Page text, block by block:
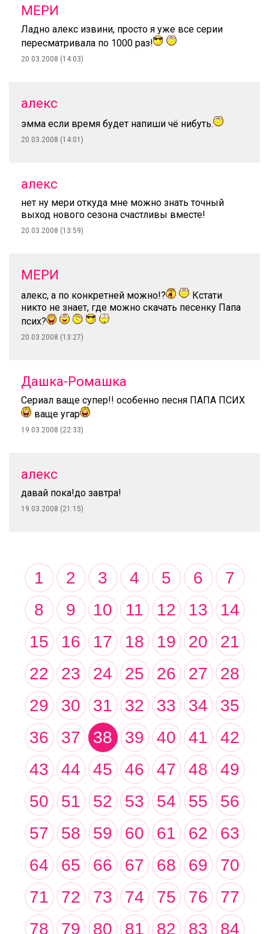
МЕРИ
Ладно алекс извини, просто я уже все серии
пересматривала по 1000 раз!
20.03.2008 (14:03)
алекс
эмма если время будет напиши чё нибуть.
20.03.2008 (14:01)
алекс
нет ну мери откуда мне можно знать точный
выход нового сезона счастливы вместе!
20.03.2008 (13:59)
МЕРИ
алекс, а по конкретней можно!?
Кстати
никто не знает, где можно скачать песенку Папа
псих?
20.03.2008 (13:27)
Дашка-Ромашка
Сериал ваще супер!! особенно песня ПАПА ПСИХ
ваще угар
19.03.2008 (22:33)
алекс
давай пока!до завтра!
19.03.2008 (21:15)
1 2 3 4 5 6
7
8
9 10 11 12 13
14
15
16 17 18 19 20
21
22
23 24 25 26 27
28
29
30 31 32 33 34
35
36
37 38 39 40 41
42
43
44 45 46 47 48
49
50
51 52 53 54 55
56
57
58 59 60 61 62
63
64
65 66 67 68 69
70
71
72 73 74 75 76
77
78
79 80 81 82 83
84